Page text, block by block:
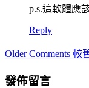
p.s.這軟體應
Reply
Comment
Older Comments 較
發佈留言